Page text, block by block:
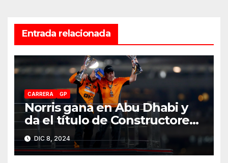
Entrada relacionada
CARRERA GP
Norris gana en Abu Dhabi y
da el título de Constructores
2024 a McLaren
DIC 8, 2024